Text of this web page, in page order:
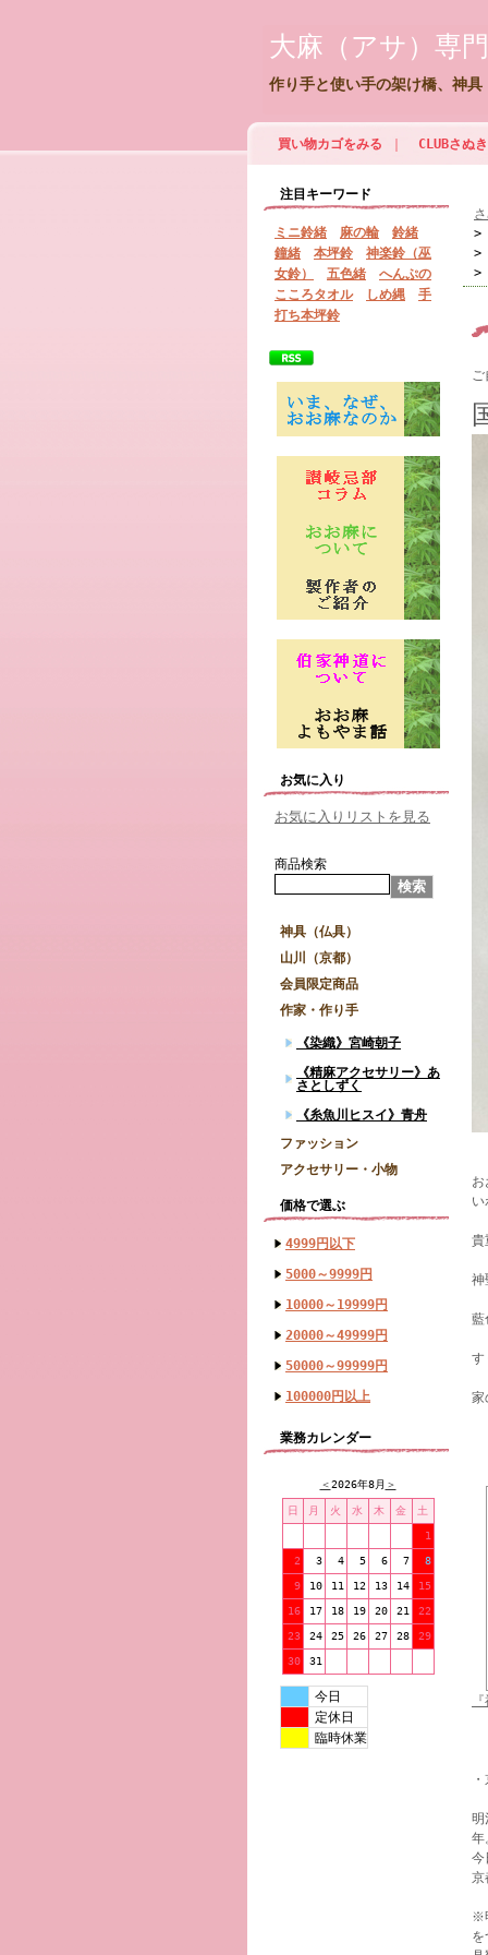
大麻（アサ）専
作り手と使い手の架け橋、神
買い物カゴをみる CLUBさぬ
注目キーワード
ミニ鈴緒 麻の輪
鈴緒
鐘緒
本坪鈴
神楽鈴（巫
女鈴）
五色緒
へんぷの
こころタオル
しめ縄
手
打ち本坪鈴
お気に入り
お気に入りリストを見る
商品検索
神具（仏具）
山川（京都）
会員限定商品
作家・作り手
《染織》宮崎朝子
《精麻アクセサリー》あ
さとしずく
《糸魚川ヒスイ》青舟
ファッション
アクセサリー・小物
価格で選ぶ
4999円以下
5000～9999円
10000～19999円
20000～49999円
50000～99999円
100000円以上
業務カレンダー
＜2026年8月 ＞
日 月 火 水 木 金 土
1
2 3 4 5 6 7 8
9 10 11 12 13 14 15
16 17 18 19 20 21 22
23 24 25 26 27 28 29
30 31
今日
定休日
臨時休業
>
>
>
ご
お
い
貴
神
藍
す
家
明
年
今
京
※